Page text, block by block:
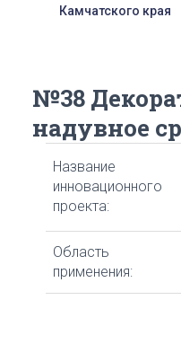
Камчатского края
№38
надувное
Название
инновационного
проекта:
Область
применения: